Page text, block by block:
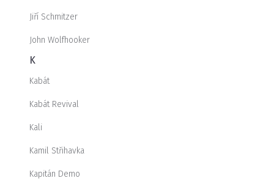
Jiří Schmitzer
John Wolfhooker
K
Kabát
Kabát Revival
Kali
Kamil Střihavka
Kapitán Demo